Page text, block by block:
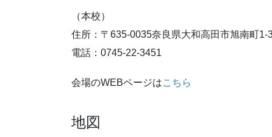
（本校）
住所：〒635-0035奈良県大和高田市旭南町1-
電話：0745-22-3451
会場のWEBページはこちら
地図